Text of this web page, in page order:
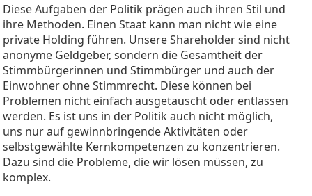
Diese Aufgaben der Politik prägen auch ihren Stil und
ihre Methoden. Einen Staat kann man nicht wie eine
private Holding führen. Unsere Shareholder sind nicht
anonyme Geldgeber, sondern die Gesamtheit der
Stimmbürgerinnen und Stimmbürger und auch der
Einwohner ohne Stimmrecht. Diese können bei
Problemen nicht einfach ausgetauscht oder entlassen
werden. Es ist uns in der Politik auch nicht möglich,
uns nur auf gewinnbringende Aktivitäten oder
selbstgewählte Kernkompetenzen zu konzentrieren.
Dazu sind die Probleme, die wir lösen müssen, zu
komplex.